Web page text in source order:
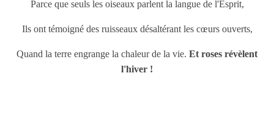
Parce que seuls les oiseaux parlent la langue de l'Esprit,
Ils ont témoigné des ruisseaux désaltérant les cœurs ouverts,
Quand la terre engrange la chaleur de la vie. Et roses révèlent
l'hiver !